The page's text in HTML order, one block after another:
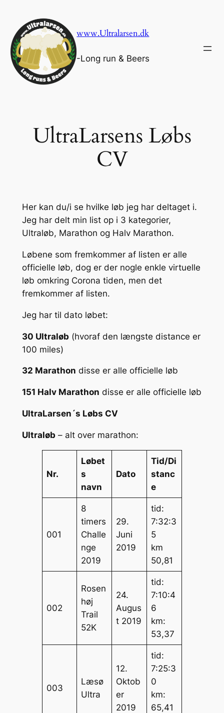
content
www.Ultralarsen.dk
-Long run & Beers
UltraLarsens Løbs
CV
Her kan du/i se hvilke løb jeg har deltaget i.
Jeg har delt min list op i 3 kategorier,
Ultraløb, Marathon og Halv Marathon.
Løbene som fremkommer af listen er alle
officielle løb, dog er der nogle enkle virtuelle
løb omkring Corona tiden, men det
fremkommer af listen.
Jeg har til dato løbet:
30 Ultraløb(hvoraf den længste distance er
100 miles)
32 Marathon disse er alle officielle løb
151 Halv Marathon disse er alle officielle løb
UltraLarsen´s Løbs CV
Ultraløb– alt over marathon:
Nr.
Løbet
s
navn
Dato
Tid/Di
stanc
e
001
8
timers
Challe
nge
2019
29.
Juni
2019
tid:
7:32:3
5
km
50,81
002
Rosen
høj
Trail
52K
24.
Augus
t 2019
tid:
7:10:4
6
km:
53,37
003
Læsø
Ultra
12.
Oktob
er
2019
tid:
7:25:3
0
km:
65,41